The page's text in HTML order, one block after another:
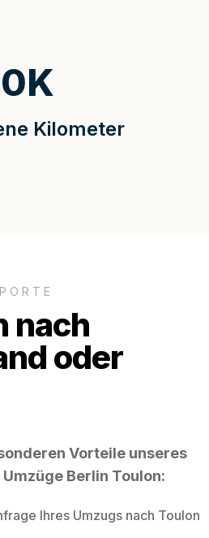
Kilometer
0K
nach
oder
Vorteile unseres
Berlin Toulon:
Ihres Umzugs nach Toulon